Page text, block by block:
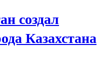
создал
Казахстана